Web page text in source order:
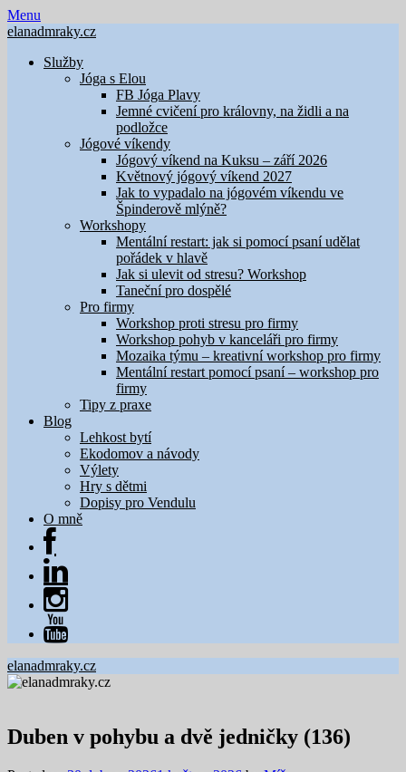
Skip
to
Menu
elanadmraky.cz
Služby
Jóga s Elou
FB Jóga Plavy
Jemné cvičení pro královny, na židli a na
podložce
Jógové víkendy
Jógový víkend na Kuksu – září 2026
Květnový jógový víkend 2027
Jak to vypadalo na jógovém víkendu ve
Špinderově mlýně?
Workshopy
Mentální restart: jak si pomocí psaní udělat
pořádek v hlavě
Jak si ulevit od stresu? Workshop
Taneční pro dospělé
Pro firmy
Workshop proti stresu pro firmy
Workshop pohyb v kanceláři pro firmy
Mozaika týmu – kreativní workshop pro firmy
Mentální restart pomocí psaní – workshop pro
firmy
Tipy z praxe
Blog
Lehkost bytí
Ekodomov a návody
Výlety
Hry s dětmi
Dopisy pro Vendulu
O mně
elanadmraky.cz
Duben v pohybu a dvě jedničky (136)